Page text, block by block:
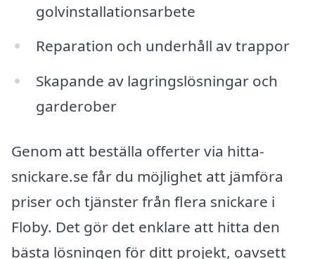
golvinstallationsarbete
Reparation och underhåll av trappor
Skapande av lagringslösningar och
garderober
Genom att beställa offerter via hitta-
snickare.se får du möjlighet att jämföra
priser och tjänster från flera snickare i
Floby. Det gör det enklare att hitta den
bästa lösningen för ditt projekt, oavsett